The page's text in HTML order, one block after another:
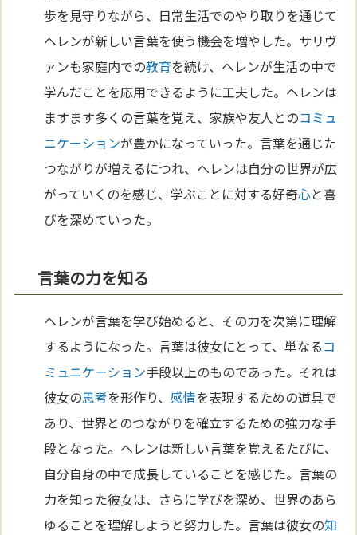
歩を見守りながら、日常生活でのやり取りを通じて
ヘレンが新しい言葉を使う機会を増やした。サリヴ
ァンも家庭内での教育を続け、ヘレンが生活の中で
学んだことを応用できるように工夫した。ヘレンは
ますます多くの言葉を覚え、家族や友人とのコミュ
ニケーションが豊かになっていった。言葉を通じた
つながりが増えるにつれ、ヘレンは自分の世界が広
がっていくのを感じ、学ぶことに対する好奇心と喜
びを深めていった。
言葉の力を知る
ヘレンが言葉を学び始めると、その力を次第に理解
するようになった。言葉は彼女にとって、単なるコ
ミュニケーション手段以上のものであった。それは
彼女の思考を形作り、感情を表現するための道具で
あり、世界とのつながりを確立するための強力な手
段となった。ヘレンは新しい言葉を覚えるたびに、
自分自身の中で成長していることを感じた。言葉の
力を知った彼女は、さらに学びを深め、世界のあら
ゆることを理解しようと努力した。言葉は彼女の知